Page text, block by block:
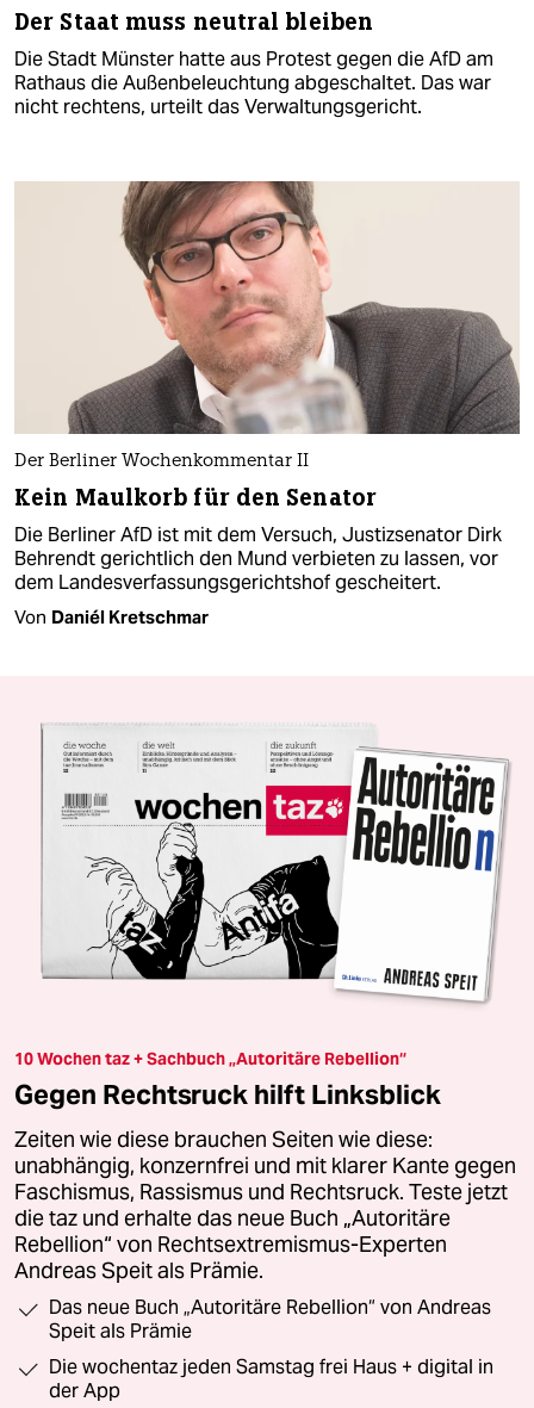
Der Staat muss neutral bleiben
Die Stadt Münster hatte aus Protest gegen die AfD am
Rathaus die Außenbeleuchtung abgeschaltet. Das war
nicht rechtens, urteilt das Verwaltungsgericht.
Der Berliner Wochenkommentar II
Kein Maulkorb für den Senator
Die Berliner AfD ist mit dem Versuch, Justizsenator Dirk
Behrendt gerichtlich den Mund verbieten zu lassen, vor
dem Landesverfassungsgerichtshof gescheitert.
Von Daniél Kretschmar
10 Wochen taz + Sachbuch „Autoritäre Rebellion“
Gegen Rechtsruck hilft Linksblick
Zeiten wie diese brauchen Seiten wie diese:
unabhängig, konzernfrei und mit klarer Kante gegen
Faschismus, Rassismus und Rechtsruck. Teste jetzt
die taz und erhalte das neue Buch „Autoritäre
Rebellion“ von Rechtsextremismus-Experten
Andreas Speit als Prämie.
Das neue Buch „Autoritäre Rebellion“ von Andreas
Speit als Prämie
Die wochentaz jeden Samstag frei Haus + digital in
der App